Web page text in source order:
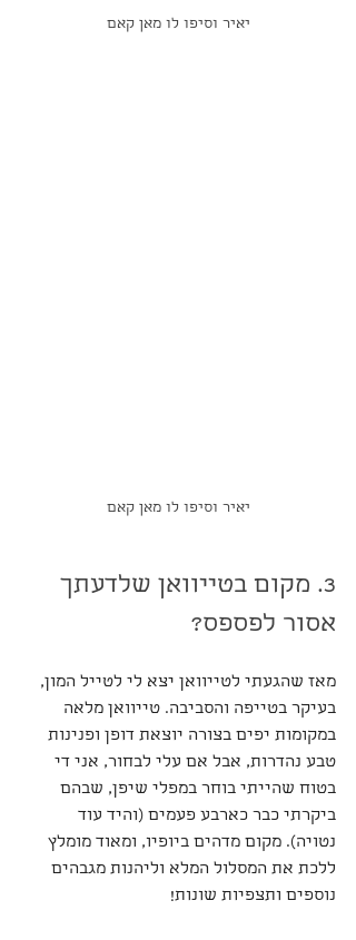
יאיר וסיפו לו מאן קאם
יאיר וסיפו לו מאן קאם
3. מקום בטייוואן שלדעתך
אסור לפספס?
מאז שהגעתי לטייוואן יצא לי לטייל המון,
בעיקר בטייפה והסביבה. טייוואן מלאה
במקומות יפים בצורה יוצאת דופן ופנינות
טבע נהדרות, אבל אם עלי לבחור, אני די
בטוח שהייתי בוחר במפלי שיפן, שבהם
ביקרתי כבר כארבע פעמים (והיד עוד
נטויה). מקום מדהים ביופיו, ומאוד מומלץ
ללכת את המסלול המלא וליהנות מגבהים
נוספים ותצפיות שונות!